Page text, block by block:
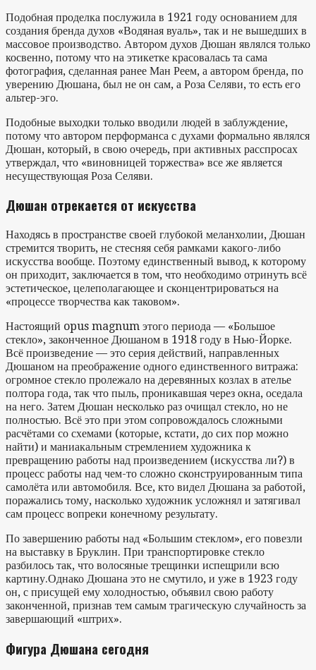
Подобная проделка послужила в 1921 году основанием для
создания бренда духов «Водяная вуаль», так и не вышедших в
массовое производство. Автором духов Дюшан являлся только
косвенно, потому что на этикетке красовалась та сама
фотография, сделанная ранее Ман Реем, а автором бренда, по
уверению Дюшана, был не он сам, а Роза Селяви, то есть его
альтер-эго.
Подобные выходки только вводили людей в заблуждение,
потому что автором перформанса с духами формально являлся
Дюшан, который, в свою очередь, при активных расспросах
утверждал, что «виновницей торжества» все же является
несуществующая Роза Селяви.
Дюшан отрекается от искусства
Находясь в пространстве своей глубокой меланхолии, Дюшан
стремится творить, не стесняя себя рамками какого-либо
искусства вообще. Поэтому единственный вывод, к которому
он приходит, заключается в том, что необходимо отринуть всё
эстетическое, целеполагающее и сконцентрироваться на
«процессе творчества как таковом».
Настоящий opus magnum этого периода — «Большое
стекло», законченное Дюшаном в 1918 году в Нью-Йорке.
Всё произведение — это серия действий, направленных
Дюшаном на преображение одного единственного витража:
огромное стекло пролежало на деревянных козлах в ателье
полтора года, так что пыль, проникавшая через окна, оседала
на него. Затем Дюшан несколько раз очищал стекло, но не
полностью. Всё это при этом сопровождалось сложными
расчётами со схемами (которые, кстати, до сих пор можно
найти) и маниакальным стремлением художника к
превращению работы над произведением (искусства ли?) в
процесс работы над чем-то сложно сконструированным типа
самолёта или автомобиля. Все, кто видел Дюшана за работой,
поражались тому, насколько художник усложнял и затягивал
сам процесс вопреки конечному результату.
По завершению работы над «Большим стеклом», его повезли
на выставку в Бруклин. При транспортировке стекло
разбилось так, что волосяные трещинки испещрили всю
картину.Однако Дюшана это не смутило, и уже в 1923 году
он, с присущей ему холодностью, объявил свою работу
законченной, признав тем самым трагическую случайность за
завершающий «штрих».
Фигура Дюшана сегодня